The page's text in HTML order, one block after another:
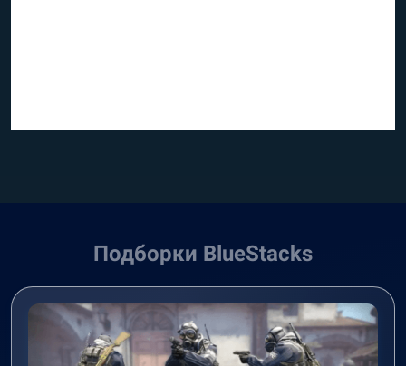
Подборки BlueStacks